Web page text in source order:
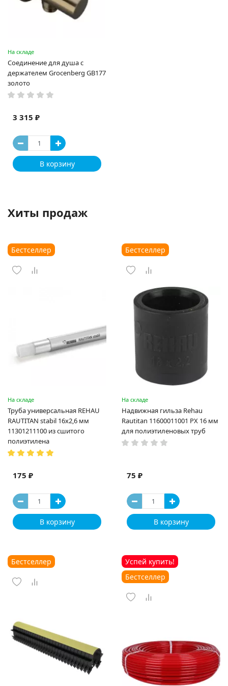
На складе
Соединение для душа с
держателем Grocenberg GB177
золото
3 315 ₽
В корзину
Хиты продаж
Бестселлер
На складе
Труба универсальная REHAU
RAUTITAN stabil 16х2,6 мм
11301211100 из сшитого
полиэтилена
175 ₽
В корзину
Бестселлер
На складе
Надвижная гильза Rehau
Rautitan 11600011001 PX 16 мм
для полиэтиленовых труб
75 ₽
В корзину
Бестселлер
Успей купить!
Бестселлер